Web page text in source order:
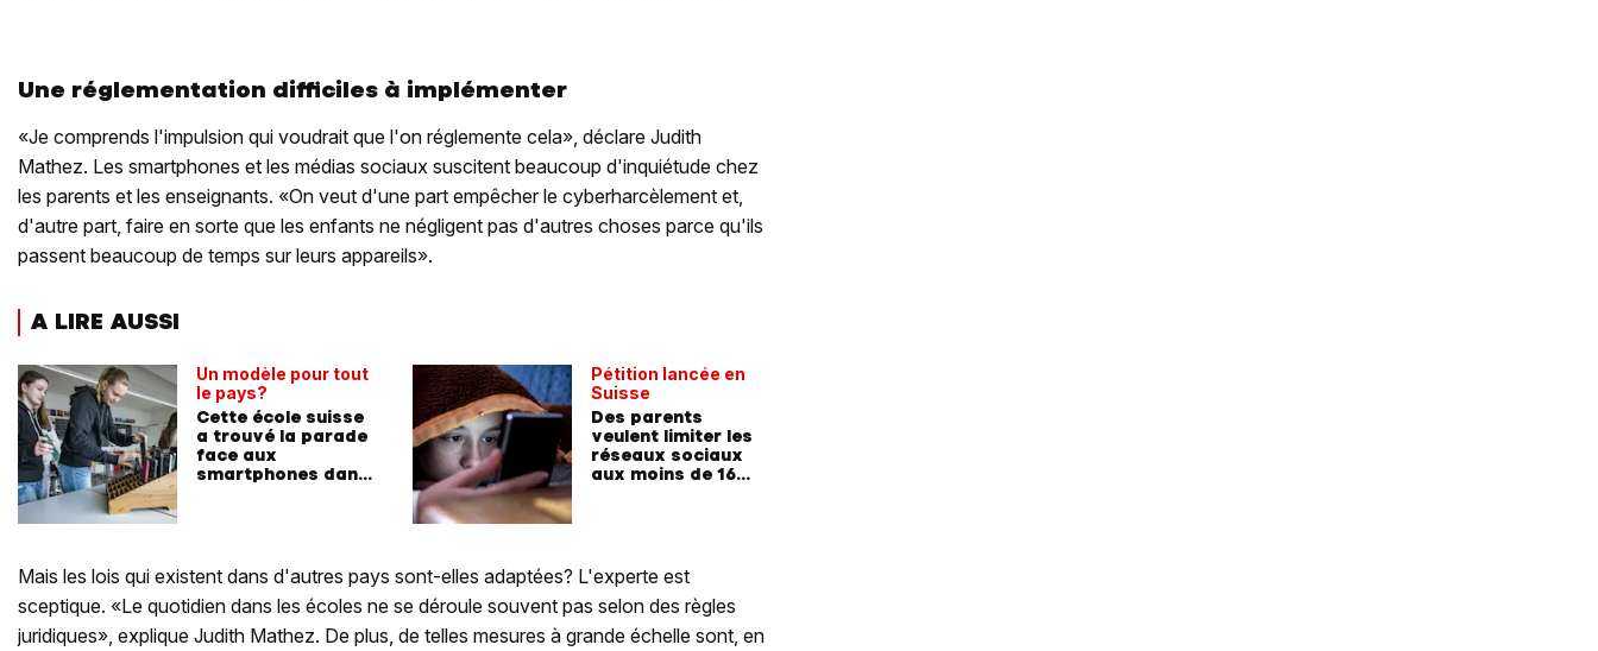
Une réglementation difficiles à implémenter
«Je comprends l'impulsion qui voudrait que l'on réglemente cela», déclare Judith
Mathez. Les smartphones et les médias sociaux suscitent beaucoup d'inquiétude chez
les parents et les enseignants. «On veut d'une part empêcher le cyberharcèlement et,
d'autre part, faire en sorte que les enfants ne négligent pas d'autres choses parce qu'ils
passent beaucoup de temps sur leurs appareils».
A LIRE AUSSI
Un modèle pour tout
le pays?
Cette école suisse
a trouvé la parade
face aux
smartphones dans
Pétition lancée en
Suisse
Des parents
veulent limiter les
réseaux sociaux
aux moins de 16
Mais les lois qui existent dans d'autres pays sont-elles adaptées? L'experte est
sceptique. «Le quotidien dans les écoles ne se déroule souvent pas selon des règles
juridiques», explique Judith Mathez. De plus, de telles mesures à grande échelle sont, en